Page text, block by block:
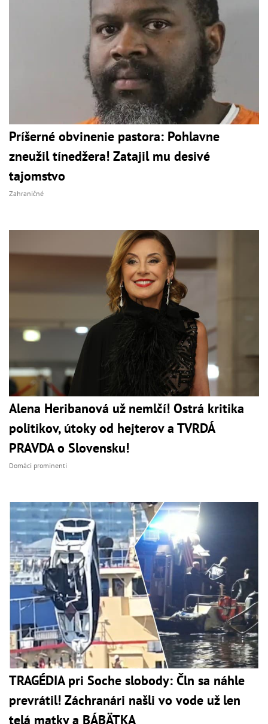
Príšerné obvinenie pastora: Pohlavne
zneužil tínedžera! Zatajil mu desivé
tajomstvo
Zahraničné
Alena Heribanová už nemlčí! Ostrá kritika
politikov, útoky od hejterov a TVRDÁ
PRAVDA o Slovensku!
Domáci prominenti
TRAGÉDIA pri Soche slobody: Čln sa náhle
prevrátil! Záchranári našli vo vode už len
telá matky a BÁBÄTKA